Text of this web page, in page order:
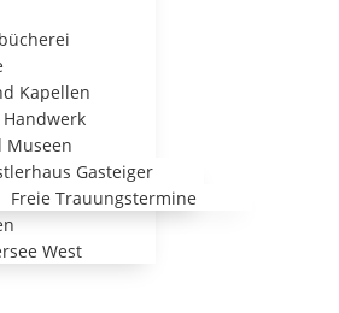
Kapellen
Museen
Gasteiger
Freie Trauungstermine
West